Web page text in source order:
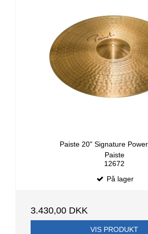
Paiste 20" Signature
Paiste
12672
På lager
3.430,00 DKK
VIS PRODUKT